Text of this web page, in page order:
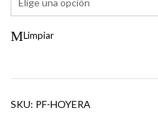
Limpiar
SKU: PF-HOYERA